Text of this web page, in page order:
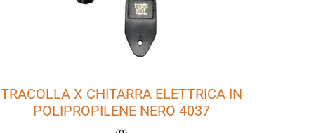
TRACOLLA X CHITARRA ELETTRICA IN
POLIPROPILENE NERO 4037